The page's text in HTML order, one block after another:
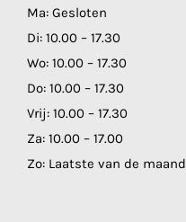
Ma: Gesloten
Di: 10.00 – 17.30
Wo: 10.00 – 17.30
Do: 10.00 – 17.30
Vrij: 10.00 – 17.30
Za: 10.00 – 17.00
Zo: Laatste van de maand